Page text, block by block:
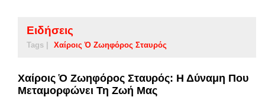
Ειδήσεις
Tags | Χαίροις Ὁ Ζωηφόρος Σταυρός
Χαίροις Ὁ Ζωηφόρος Σταυρός: Η Δύναμη Που
Μεταμορφώνει Τη Ζωή Μας